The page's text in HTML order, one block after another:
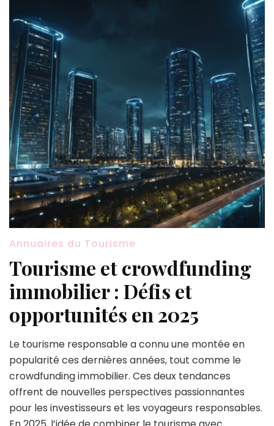
Annuaires du Tourisme
Tourisme et crowdfunding
immobilier : Défis et
opportunités en 2025
Le tourisme responsable a connu une montée en
popularité ces dernières années, tout comme le
crowdfunding immobilier. Ces deux tendances
offrent de nouvelles perspectives passionnantes
pour les investisseurs et les voyageurs responsables.